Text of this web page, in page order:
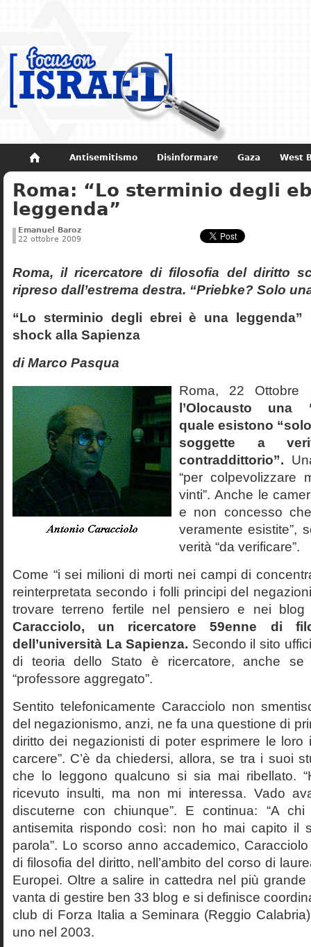
Antisemitismo Disinformare Gaza West
Non dimenticare Storia di Israele
Roma: “Lo sterminio degli
leggenda”
Emanuel Baroz
22 ottobre 2009
Roma, il ricercatore di filosofia del diritto
ripreso dall’estrema destra. “Priebke? Solo
“Lo sterminio degli ebrei è una leggenda”
shock alla Sapienza
di Marco Pasqua
Roma, 22
l’Olocausto una
quale esistono
soggette a
contraddittorio”.
“per colpevolizzare
vinti”. Anche le
e non concesso
veramente esistite”,
verità “da verificare”.
Come “i sei milioni di morti nei campi di
reinterpretata secondo i folli principi del
trovare terreno fertile nel pensiero e nei
Caracciolo, un ricercatore 59enne di
dell’università La Sapienza. Secondo il sito
di teoria dello Stato è ricercatore, anche
“professore aggregato”.
Sentito telefonicamente Caracciolo non
del negazionismo, anzi, ne fa una questione di
diritto dei negazionisti di poter esprimere le loro
carcere”. C’è da chiedersi, allora, se tra i suoi
che lo leggono qualcuno si sia mai ribellato.
ricevuto insulti, ma non mi interessa. Vado
discuterne con chiunque”. E continua: “A
antisemita rispondo così: non ho mai capito il
parola”. Lo scorso anno accademico,
di filosofia del diritto, nell’ambito del corso di
Europei. Oltre a salire in cattedra nel più grande
vanta di gestire ben 33 blog e si definisce
club di Forza Italia a Seminara (Reggio
uno nel 2003.